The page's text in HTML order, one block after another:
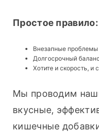
Простое правило:
Внезапные
Долгосрочный
Хотите и скорость, и
Мы проводим
вкусные,
кишечные